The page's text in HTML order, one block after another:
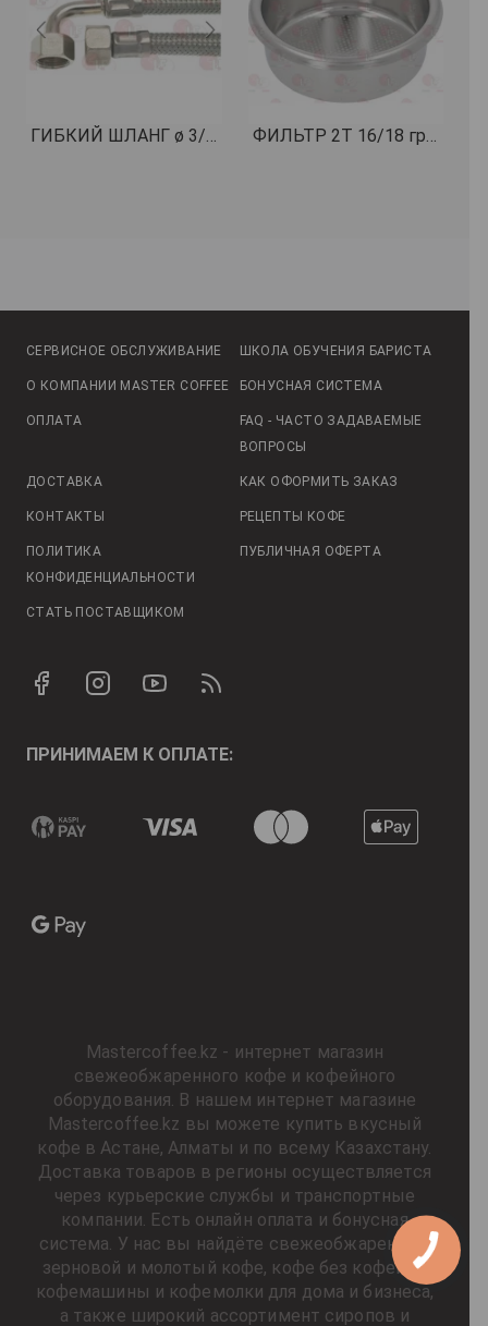
СЕРВИСНОЕ ОБСЛУЖИВАНИЕ ШКОЛА ОБУЧЕНИЯ БАРИСТА
О КОМПАНИИ MASTER COFFEE БОНУСНАЯ СИСТЕМА
ОПЛАТА
FAQ - ЧАСТО ЗАДАВАЕМЫЕ
ВОПРОСЫ
ДОСТАВКА КАК ОФОРМИТЬ ЗАКАЗ
КОНТАКТЫ РЕЦЕПТЫ КОФЕ
ПОЛИТИКА
КОНФИДЕНЦИАЛЬНОСТИ
ПУБЛИЧНАЯ ОФЕРТА
СТАТЬ ПОСТАВЩИКОМ
ПРИНИМАЕМ К ОПЛАТЕ:
Mastercoffee.kz - интернет магазин
свежеобжаренного кофе и кофейного
оборудования. В нашем интернет магазине
Mastercoffee.kz вы можете купить вкусный
кофе в Астане, Алматы и по всему Казахстану.
Доставка товаров в регионы осуществляется
через курьерские службы и транспортные
компании. Есть онлайн оплата и бонусная
система. У нас вы найдёте свежеобжаренный
зерновой и молотый кофе, кофе без кофеина,
кофемашины и кофемолки для дома и бизнеса,
а также широкий ассортимент сиропов и